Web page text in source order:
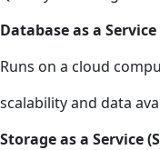
Database as a Service
Runs on a cloud
scalability and data
Storage as a Service